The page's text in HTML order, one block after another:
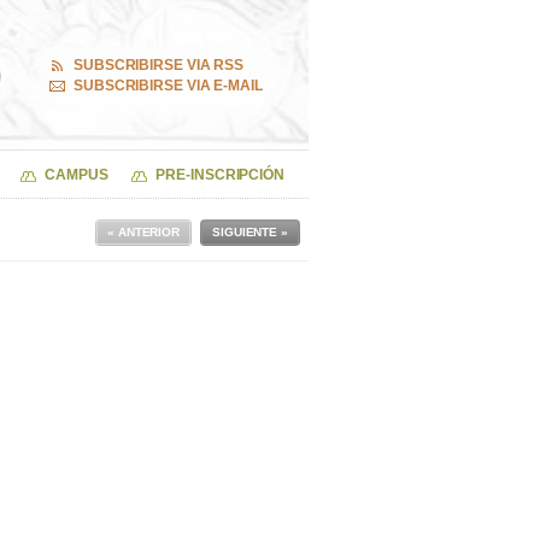
SUBSCRIBIRSE VIA RSS
SUBSCRIBIRSE VIA E-MAIL
CAMPUS PRE-INSCRIPCIÓN
SIGUIENTE »
« ANTERIOR